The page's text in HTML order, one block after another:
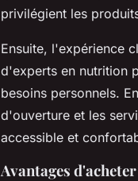
privilégient les
Ensuite, l'expérience
d'experts en nutrition
besoins personnels.
d'ouverture et les
accessible et
Avantages